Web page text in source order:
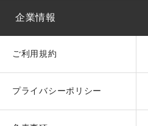
企業情報
ご利用規約
プライバシーポリシー